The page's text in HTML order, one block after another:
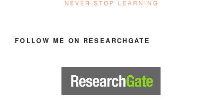
FOLLOW ME ON RESEARCHGATE